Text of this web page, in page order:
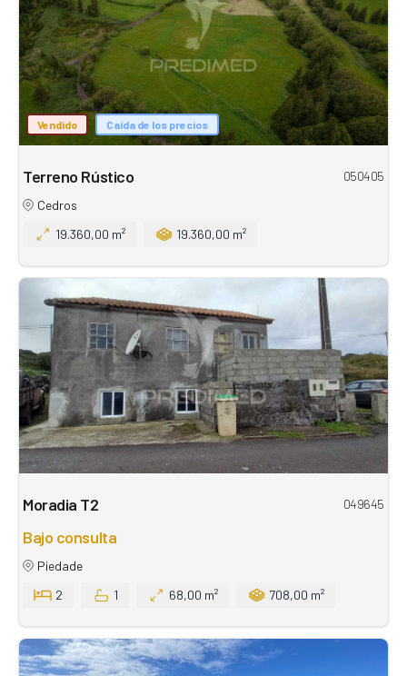
Vendido Caída de los precios
Terreno Rústico
050405
Cedros
19.360,00 m²
19.360,00 m²
Moradia T2 049645
Bajo consulta
Piedade
2
1 68,00 m² 708,00 m²